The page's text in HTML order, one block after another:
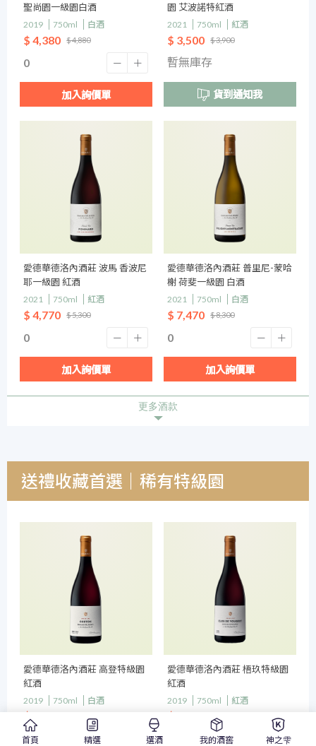
聖尚園一級園白酒
2019 750ml 白酒
$ 4,380 $ 4,880
加入詢價單
園 艾波諾特紅酒
2021 750ml 紅酒
$ 3,500 $ 3,900
暫無庫存
貨到通知我
愛德華德洛內酒莊 波馬 香波尼
耶一級園 紅酒
2021 750ml 紅酒
$ 4,770 $ 5,300
加入詢價單
愛德華德洛內酒莊 普里尼-蒙哈
榭 荷斐一級園 白酒
2021 750ml 白酒
$ 7,470 $ 8,300
加入詢價單
更多酒款
送禮收藏首選｜稀有特級園
愛德華德洛內酒莊 高登特級園
紅酒
2019 750ml 白酒
$ 7,400
暫無庫存
愛德華德洛內酒莊 梧玖特級園
紅酒
2019 750ml 紅酒
$ 14,200 $ 15,800
首頁 精選 選酒 我的酒窖 神之雫